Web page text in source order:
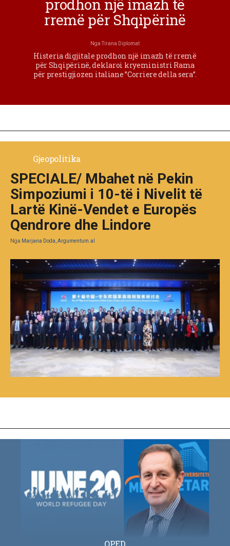
prodhon një imazh të
rremë për Shqipërinë
NgaTirana Diplomat
Histeria digjitale prodhon një imazh të rremë
për Shqipërinë, deklaroi kryeministri Rama
për prestigjiozen italiane ”Corriere della sera”.
Gjeopolitika
SPECIALE/ Mbahet në Pekin
Simpoziumi i 10-të i Nivelit të
Lartë Kinë-Vendet e Europës
Qendrore dhe Lindore
Nga Marjana Doda, Argumentum.al
OPED